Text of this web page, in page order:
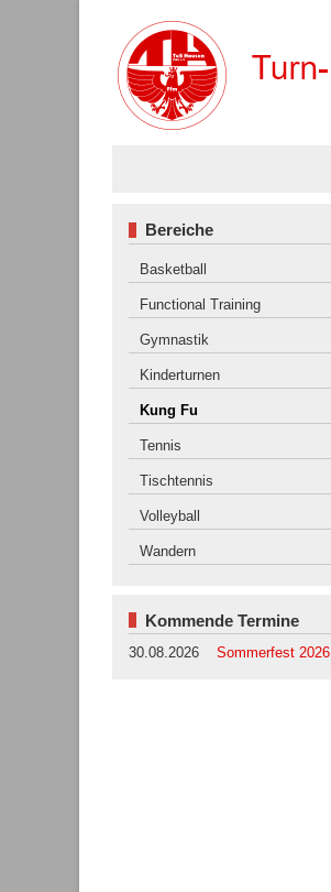
Bereiche
Basketball
Functional Training
Gymnastik
Kinderturnen
Kung Fu
Tennis
Tischtennis
Volleyball
Wandern
Kommende Termine
30.08.2026 Sommerfest 2026